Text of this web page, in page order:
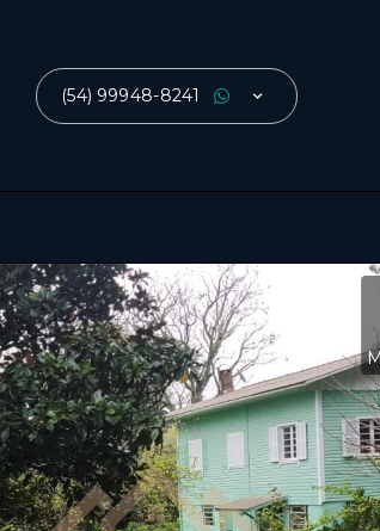
(54) 99948-8241